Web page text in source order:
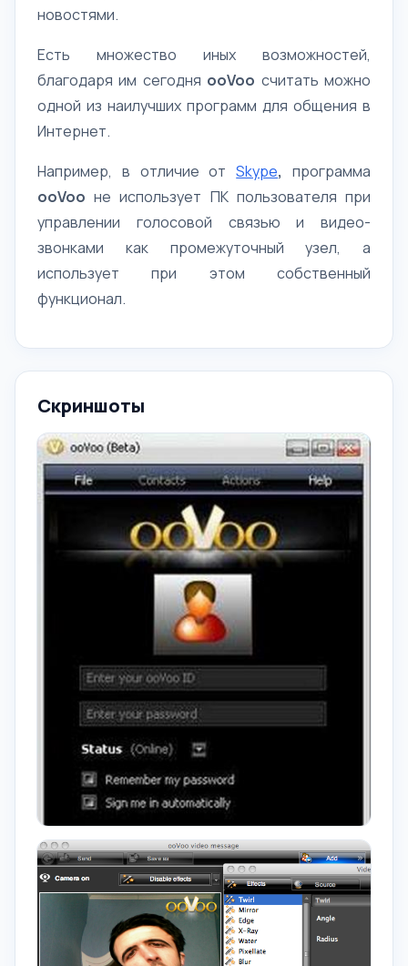
новостями.
Есть множество иных возможностей,
благодаря им сегодня ooVoo считать можно
одной из наилучших программ для общения в
Интернет.
Например, в отличие отSkype, программа
ooVooне использует ПК пользователя при
управлении голосовой связью и видео-
звонками как промежуточный узел, а
использует при этом собственный
функционал.
Скриншоты